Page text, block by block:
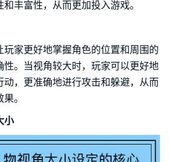
丰富性，从而更加投入游戏。
家更好地掌握角色的位置和周围的
。当视角较大时，玩家可以更好地
，更准确地进行攻击和躲避，从而
。
小